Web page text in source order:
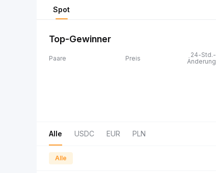
Spot
Top-Gewinner
Paare Preis
24-Std.-
Änderung
Alle USDC EUR PLN
Alle